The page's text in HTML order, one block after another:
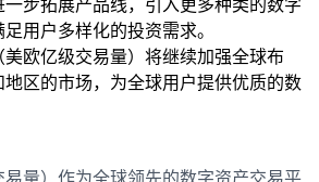
用户多样化的投资需求。
欧亿级交易量）将继续加强全球布
区的市场，为全球用户提供优质的数